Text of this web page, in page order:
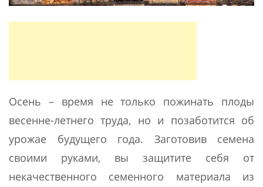
Осень – время не только пожинать плоды
весенне-летнего труда, но и позаботится об
урожае будущего года. Заготовив семена
своими руками, вы защитите себя от
некачественного семенного материала из